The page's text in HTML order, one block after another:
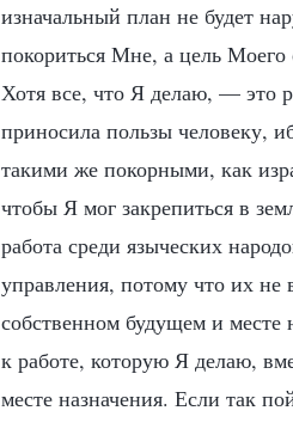
изначальный план не будет
покориться Мне, а цель
Хотя все, что Я делаю, — это
приносила пользы человеку,
такими же покорными, как
чтобы Я мог закрепиться в
работа среди языческих
управления, потому что их не
собственном будущем и
к работе, которую Я делаю,
месте назначения. Если так